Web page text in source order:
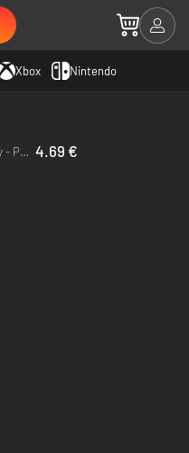
Xbox Nintendo
Submachine: Legacy - PC (Steam) 4.69 €